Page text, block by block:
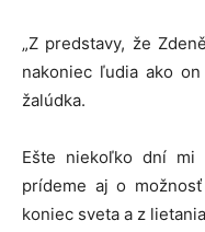
„Z predstavy, že
nakoniec ľudia ako
žalúdka.
Ešte niekoľko dní
prídeme aj o
koniec sveta a z